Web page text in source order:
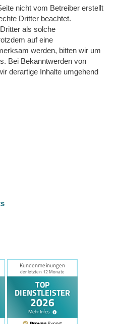
nicht vom Betreiber erstellt
Dritter beachtet.
als solche
auf eine
werden, bitten wir um
Bei Bekanntwerden von
derartige Inhalte umgehend